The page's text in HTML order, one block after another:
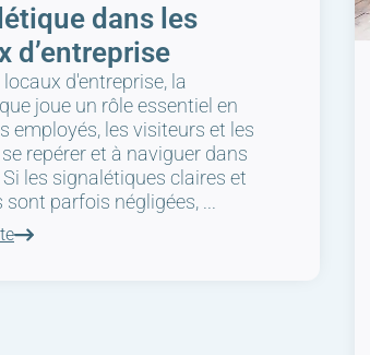
dans les
d’entreprise
d'entreprise, la
joue un rôle essentiel en
employés, les visiteurs et les
repérer et à naviguer dans
Si les signalétiques claires et
sont parfois négligées, ...